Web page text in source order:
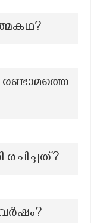
രണ്ടാമത്തെ
രചിച്ചത്?